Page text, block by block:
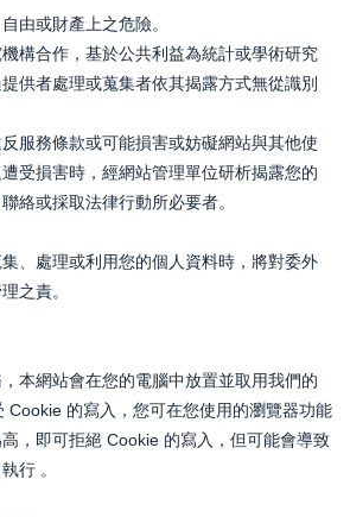
由或財產上之危險。
構合作，基於公共利益為統計或學術研究
供者處理或蒐集者依其揭露方式無從識別
服務條款或可能損害或妨礙網站與其他使
受損害時，經網站管理單位研析揭露您的
絡或採取法律行動所必要者。
、處理或利用您的個人資料時，將對委外
之責。
本網站會在您的電腦中放置並取用我們的
Cookie 的寫入，您可在您使用的瀏覽器功能
，即可拒絕 Cookie 的寫入，但可能會導致
行 。